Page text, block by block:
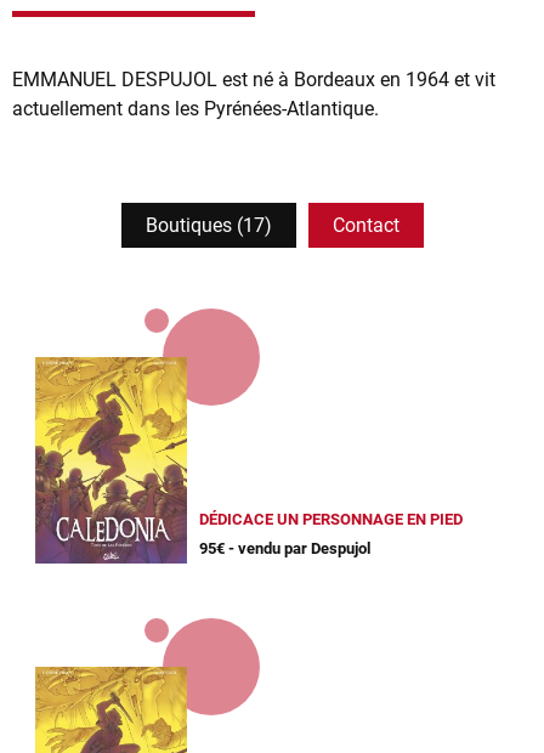
EMMANUEL DESPUJOL est né à Bordeaux en 1964 et vit
actuellement dans les Pyrénées-Atlantique.
Boutiques (17) Contact
DÉDICACE UN PERSONNAGE EN PIED
95€ - vendu par Despujol